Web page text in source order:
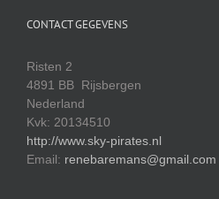
CONTACT GEGEVENS
Risten 2
4891 BB Rijsbergen
Nederland
Kvk: 20134510
http://www.sky-pirates.nl
Email: renebaremans@gmail.com